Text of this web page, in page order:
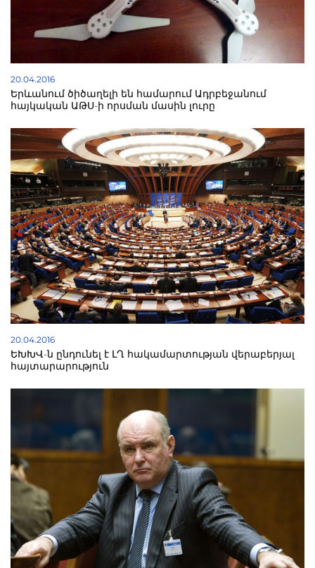
20.04.2016
Երևանում ծիծաղելի են համարում Ադրբեջանում
հայկական ԱԹՍ-ի որսման մասին լուրը
20.04.2016
ԵԽԽՎ-ն ընդունել է ԼՂ հակամարտության վերաբերյալ
հայտարարություն